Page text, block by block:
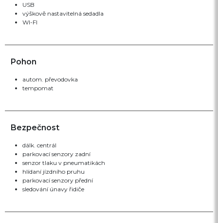
USB
výškově nastavitelná sedadla
WI-FI
Pohon
autom. převodovka
tempomat
Bezpečnost
dálk. centrál
parkovací senzory zadní
senzor tlaku v pneumatikách
hlídaní jízdního pruhu
parkovací senzory přední
sledování únavy řidiče